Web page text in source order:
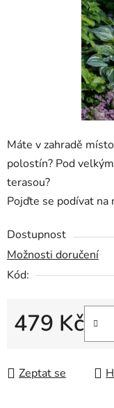
Máte v zahradě
polostín? Pod
terasou?
Pojďte se podívat na
Dostupnost
Možnosti doručení
Kód:
479 Kč
Zeptat se